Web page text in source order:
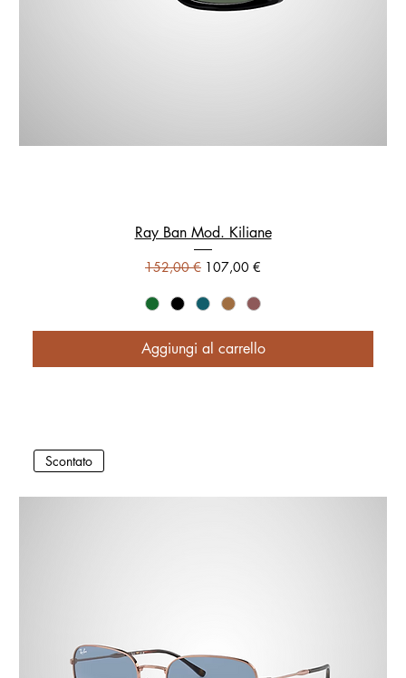
Ray Ban Mod. Kiliane
Prezzo regolare
152,00 € Prezzo scontato
107,00 €
Aggiungi al carrello
Scontato